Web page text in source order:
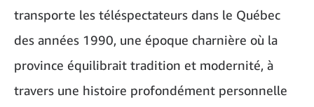
transporte les téléspectateurs dans le Québec
des années 1990, une époque charnière où la
province équilibrait tradition et modernité, à
travers une histoire profondément personnelle